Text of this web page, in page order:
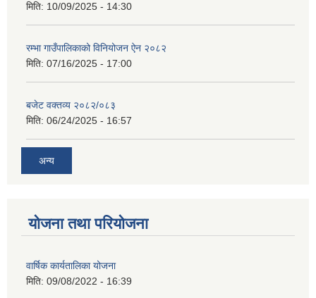
मिति: 10/09/2025 - 14:30
रम्भा गाउँपालिकाको विनियोजन ऐन २०८२
मिति: 07/16/2025 - 17:00
बजेट वक्तव्य २०८२/०८३
मिति: 06/24/2025 - 16:57
अन्य
योजना तथा परियोजना
वार्षिक कार्यतालिका योजना
मिति: 09/08/2022 - 16:39